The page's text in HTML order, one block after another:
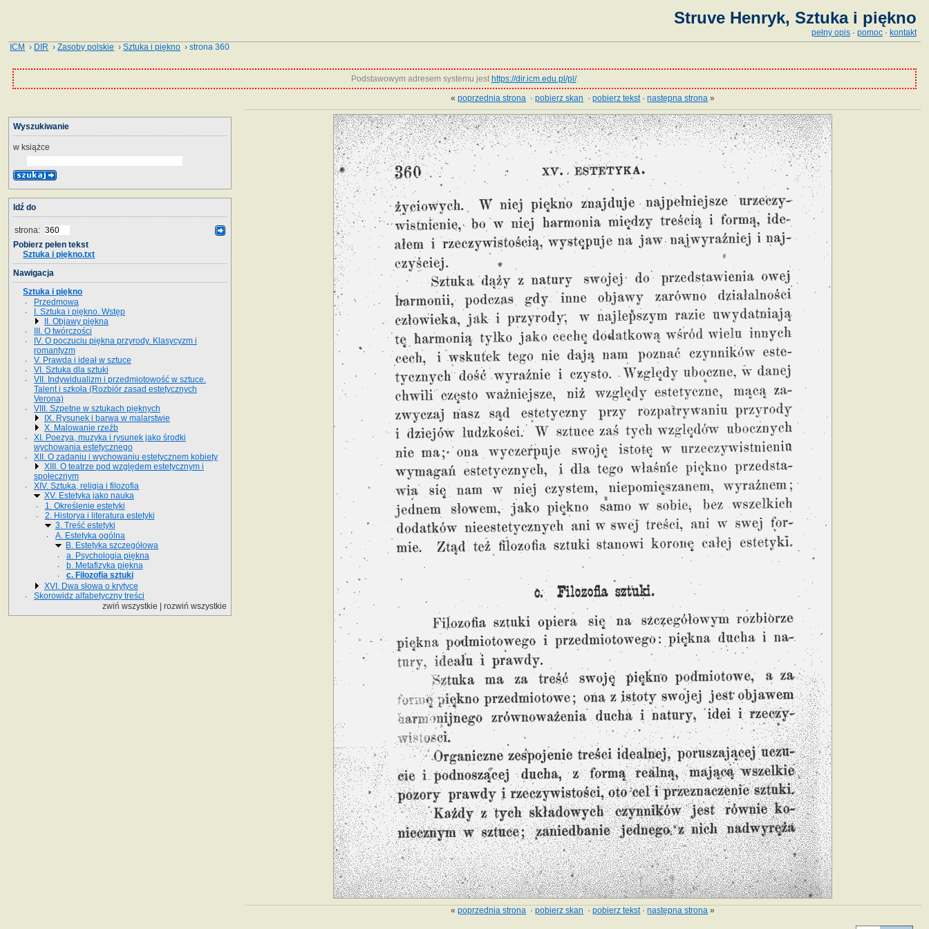
Struve Henryk, Sztuka i piękno
pełny opis · pomoc · kontakt
ICM › DIR ›Zasoby polskie ›Sztuka i piękno › strona 360
Podstawowym adresem systemu jest https://dir.icm.edu.pl/pl/.
«poprzednia strona ·pobierz skan ·pobierz tekst·następna strona »
«poprzednia strona ·pobierz skan ·pobierz tekst·następna strona »
Wyszukiwanie
w książce
Idź do
strona:
Pobierz pełen tekst
Sztuka i piękno.txt
Nawigacja
Sztuka i piękno
Przedmowa
I. Sztuka i piękno. Wstęp
II. Objawy piękna
III. O twórczości
IV. O poczuciu piękna przyrody. Klasycyzm i
romantyzm
V. Prawda i ideał w sztuce
VI. Sztuka dla sztuki
VII. Indywidualizm i przedmiotowość w sztuce.
Talent i szkoła (Rozbiór zasad estetycznych
Verona)
VIII. Szpetne w sztukach pięknych
IX. Rysunek i barwa w malarstwie
X. Malowanie rzeźb
XI. Poezya, muzyka i rysunek jako środki
wychowania estetycznego
XII. O zadaniu i wychowaniu estetycznem kobiety
XIII. O teatrze pod względem estetycznym i
społecznym
XIV. Sztuka, religia i filozofia
XV. Estetyka jako nauka
1. Określenie estetyki
2. Historya i literatura estetyki
3. Treść estetyki
A. Estetyka ogólna
B. Estetyka szczegółowa
a. Psychologia piękna
b. Metafizyka piękna
c. Filozofia sztuki
XVI. Dwa słowa o krytyce
Skorowidz alfabetyczny treści
zwiń wszystkie |rozwiń wszystkie